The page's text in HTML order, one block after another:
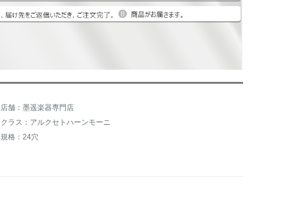
店舗：墨遥楽器専門店
クラス：アルクセトハーンモーニ
規格：24穴